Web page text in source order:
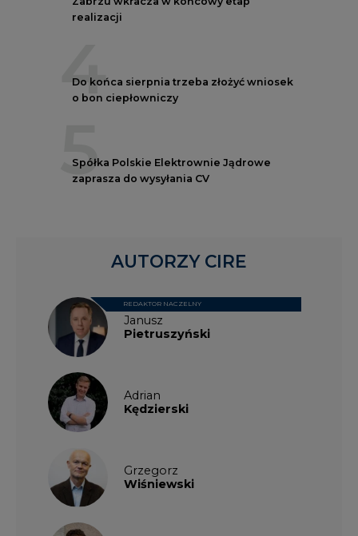
realizacji
4
Do końca sierpnia trzeba złożyć wniosek
o bon ciepłowniczy
5
Spółka Polskie Elektrownie Jądrowe
zaprasza do wysyłania CV
Janusz
Pietruszyński
REDAKTOR NACZELNY
Adrian
Kędzierski
Grzegorz
Wiśniewski
AUTORZY CIRE